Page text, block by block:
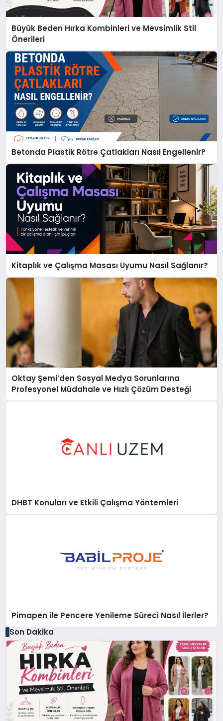
Büyük Beden Hırka Kombinleri ve Mevsimlik Stil
Önerileri
Betonda Plastik Rötre Çatlakları Nasıl Engellenir?
Kitaplık ve Çalışma Masası Uyumu Nasıl Sağlanır?
Oktay Şemi’den Sosyal Medya Sorunlarına
Profesyonel Müdahale ve Hızlı Çözüm Desteği
DHBT Konuları ve Etkili Çalışma Yöntemleri
Pimapen ile Pencere Yenileme Süreci Nasıl İlerler?
Son Dakika